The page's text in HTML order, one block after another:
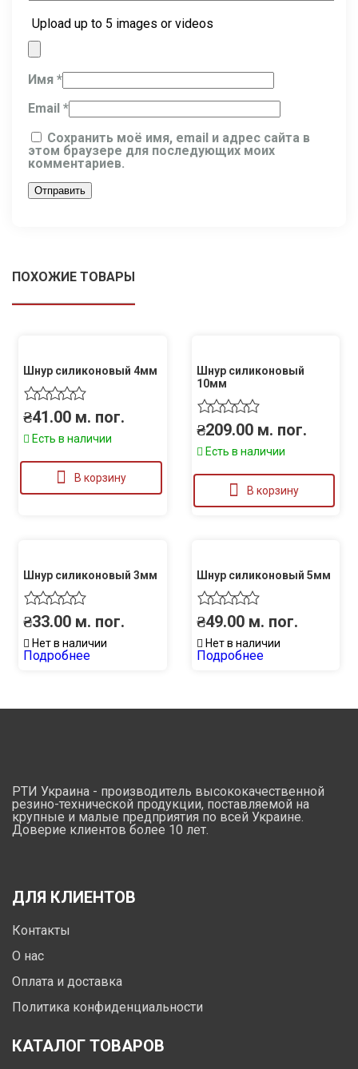
Upload up to 5 images or videos
Имя *
Email *
Сохранить моё имя, email и адрес сайта в
этом браузере для последующих моих
комментариев.
ПОХОЖИЕ ТОВАРЫ
Шнур силиконовый 4мм
₴41.00 м. пог.
Есть в наличии
В корзину
Шнур силиконовый
10мм
₴209.00 м. пог.
Есть в наличии
В корзину
Шнур силиконовый 3мм
₴33.00 м. пог.
Нет в наличии
Подробнее
Шнур силиконовый 5мм
₴49.00 м. пог.
Нет в наличии
Подробнее
РТИ Украина - производитель высококачественной
резино-технической продукции, поставляемой на
крупные и малые предприятия по всей Украине.
Доверие клиентов более 10 лет.
ДЛЯ КЛИЕНТОВ
Контакты
О нас
Оплата и доставка
Политика конфиденциальности
КАТАЛОГ ТОВАРОВ